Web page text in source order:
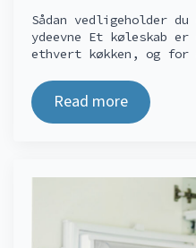
Sådan vedligeholder
ydeevne Et køleskab
ethvert køkken, og
Read more